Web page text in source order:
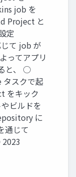
job を
Project と
定
て job が
ってアプリ
と、 ○
タスクで起
をキック
ビルドを
に
通じて